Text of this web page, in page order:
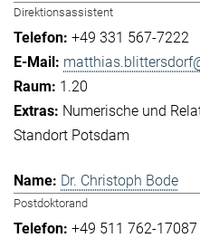
Direktionsassistent
+49 331 567-7222
1.20
Numerische und
Standort Potsdam
Dr. Christoph Bode
Postdoktorand
+49 511 762-17087